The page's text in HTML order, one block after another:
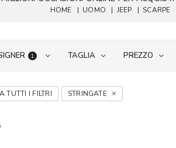
HOME | UOMO | JEEP | SCARPE
1 TAGLIA PREZZO
TUTTI I FILTRI STRINGATE